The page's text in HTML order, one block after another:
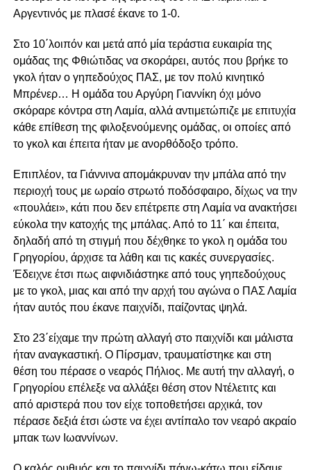
Αργεντινός με πλασέ έκανε το 1-0.
Στο 10΄λοιπόν και μετά από μία τεράστια ευκαιρία της
ομάδας της Φθιώτιδας να σκοράρει, αυτός που βρήκε το
γκολ ήταν ο γηπεδούχος ΠΑΣ, με τον πολύ κινητικό
Μπρένερ… Η ομάδα του Αργύρη Γιαννίκη όχι μόνο
σκόραρε κόντρα στη Λαμία, αλλά αντιμετώπιζε με επιτυχία
κάθε επίθεση της φιλοξενούμενης ομάδας, οι οποίες από
το γκολ και έπειτα ήταν με ανορθόδοξο τρόπο.
Επιπλέον, τα Γιάννινα απομάκρυναν την μπάλα από την
περιοχή τους με ωραίο στρωτό ποδόσφαιρο, δίχως να την
«πουλάει», κάτι που δεν επέτρεπε στη Λαμία να ανακτήσει
εύκολα την κατοχής της μπάλας. Από το 11΄ και έπειτα,
δηλαδή από τη στιγμή που δέχθηκε το γκολ η ομάδα του
Γρηγορίου, άρχισε τα λάθη και τις κακές συνεργασίες.
Έδειχνε έτσι πως αιφνιδιάστηκε από τους γηπεδούχους
με το γκολ, μιας και από την αρχή του αγώνα ο ΠΑΣ Λαμία
ήταν αυτός που έκανε παιχνίδι, παίζοντας ψηλά.
Στο 23΄είχαμε την πρώτη αλλαγή στο παιχνίδι και μάλιστα
ήταν αναγκαστική. Ο Πίρσμαν, τραυματίστηκε και στη
θέση του πέρασε ο νεαρός Πήλιος. Με αυτή την αλλαγή, ο
Γρηγορίου επέλεξε να αλλάξει θέση στον Ντέλετιτς και
από αριστερά που τον είχε τοποθετήσει αρχικά, τον
πέρασε δεξιά έτσι ώστε να έχει αντίπαλο τον νεαρό ακραίο
μπακ των Ιωαννίνων.